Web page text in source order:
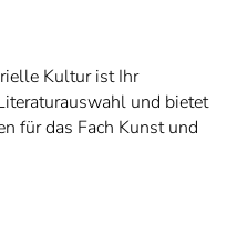
Kultur ist Ihr
und bietet
für das Fach Kunst und